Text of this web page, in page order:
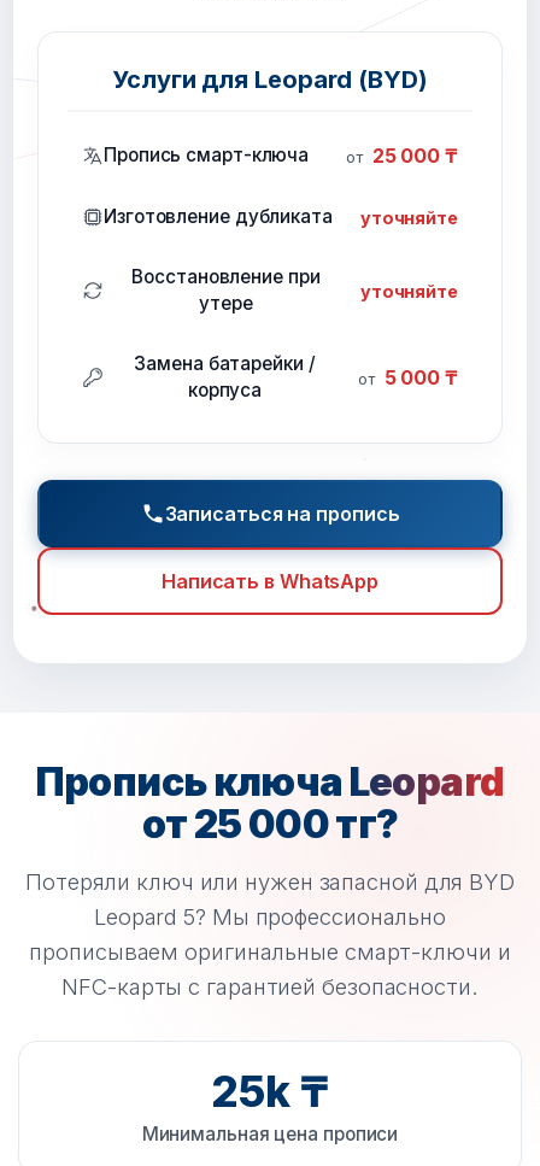
Услуги для Leopard (BYD)
Пропись смарт-ключа от 25 000 ₸
Изготовление дубликата уточняйте
Восстановление при
утере
уточняйте
Замена батарейки /
корпуса
от 5 000 ₸
Записаться на пропись
Написать в WhatsApp
Пропись ключа Leopard
от 25 000 тг?
Потеряли ключ или нужен запасной для BYD
Leopard 5? Мы профессионально
прописываем оригинальные смарт-ключи и
NFC-карты с гарантией безопасности.
25k ₸
Минимальная цена прописи